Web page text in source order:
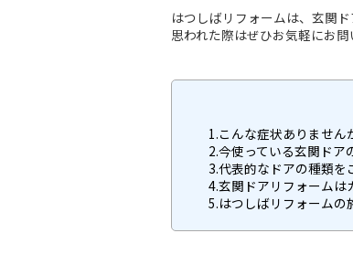
はつしばリフォームは、玄関
思われた際はぜひお気軽にお問
1.こんな症状ありません
2.今使っている玄関ドア
3.代表的なドアの種類を
4.玄関ドアリフォームは
5.はつしばリフォームの